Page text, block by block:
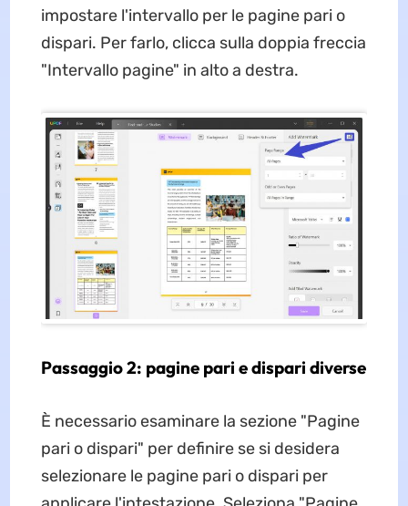
impostare l'intervallo per le pagine pari o
dispari. Per farlo, clicca sulla doppia freccia
"Intervallo pagine" in alto a destra.
Passaggio 2: pagine pari e dispari diverse
È necessario esaminare la sezione "Pagine
pari o dispari" per definire se si desidera
selezionare le pagine pari o dispari per